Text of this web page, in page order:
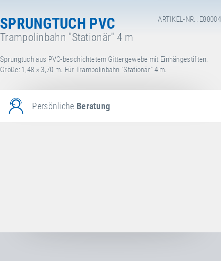
ARTIKEL-NR.: E88004
SPRUNGTUCH PVC
Trampolinbahn "Stationär" 4 m
Sprungtuch aus PVC-beschichtetem Gittergewebe mit Einhängestiften.
Größe: 1,48 × 3,70 m. Für Trampolinbahn "Stationär" 4 m.
Persönliche Beratung